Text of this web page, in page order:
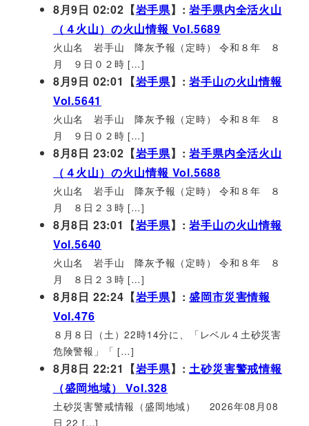
8月9日 02:02【岩手県】:岩手県内全活火山
（４火山）の火山情報 Vol.5689
火山名 岩手山 降灰予報（定時） 令和８年 ８
月 ９日０２時 […]
8月9日 02:01【岩手県】:岩手山の火山情報
Vol.5641
火山名 岩手山 降灰予報（定時） 令和８年 ８
月 ９日０２時 […]
8月8日 23:02【岩手県】:岩手県内全活火山
（４火山）の火山情報 Vol.5688
火山名 岩手山 降灰予報（定時） 令和８年 ８
月 ８日２３時 […]
8月8日 23:01【岩手県】:岩手山の火山情報
Vol.5640
火山名 岩手山 降灰予報（定時） 令和８年 ８
月 ８日２３時 […]
8月8日 22:24【岩手県】:盛岡市災害情報
Vol.476
８月８日（土）22時14分に、「レベル４土砂災害
危険警報」「 […]
8月8日 22:21【岩手県】:土砂災害警戒情報
（盛岡地域） Vol.328
土砂災害警戒情報（盛岡地域） 2026年08月08
日 22 […]